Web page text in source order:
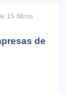
15 filtros
de